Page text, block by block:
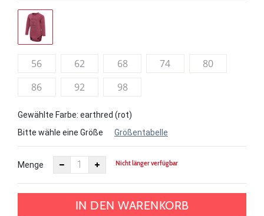
56 62 68 74
80
86
92 98
Gewählte Farbe: earthred (rot)
Bitte wähle eine Größe
Größentabelle
Menge Nicht länger verfügbar
IN DEN WARENKORB